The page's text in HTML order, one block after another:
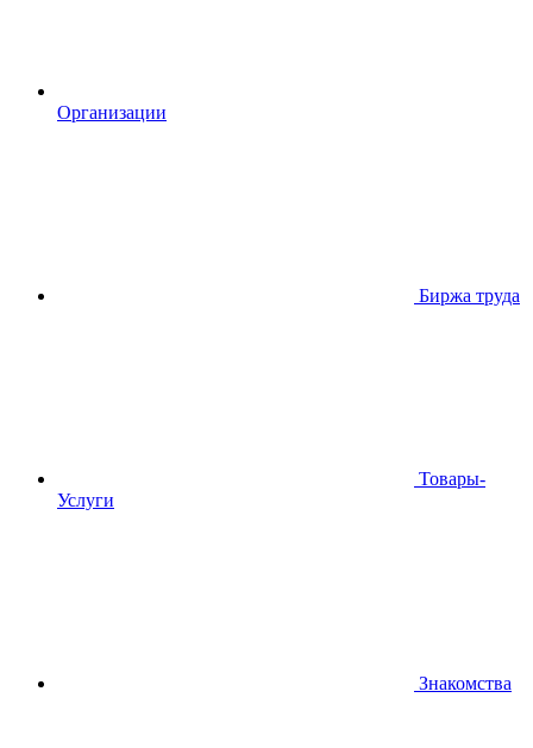
Организации
Биржа труда
Товары-
Услуги
Знакомства